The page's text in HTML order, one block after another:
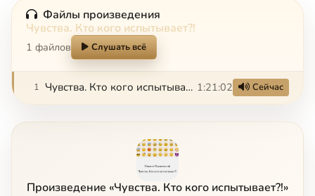
Файлы произведения
Чувства. Кто кого испытывает?!
1 файлов Слушать всё
1 Чувства. Кто кого испытывает?! 1:21:02 Сейчас
Произведение «Чувства. Кто кого испытывает?!»